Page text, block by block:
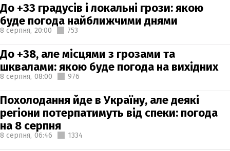
До +33 градусів і локальні грози: якою
буде погода найближчими днями
8 серпня, 20:00 753
До +38, але місцями з грозами та
шквалами: якою буде погода на вихідних
8 серпня, 08:00 976
Похолодання йде в Україну, але деякі
регіони потерпатимуть від спеки: погода
на 8 серпня
8 серпня, 06:46 1334